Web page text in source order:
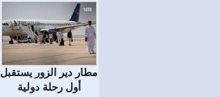
مطار دير الزور يستقبل
أول رحلة دولية